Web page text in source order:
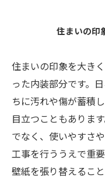
住まいの印
住まいの印象を大き
った内装部分です。
ちに汚れや傷が蓄積
目立つこともありま
でなく、使いやすさ
工事を行ううえで重
壁紙を張り替えるこ